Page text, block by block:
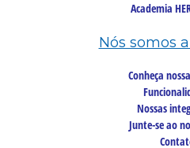
Academia
Nós somos
Conheça
Nossas
Junte-se ao